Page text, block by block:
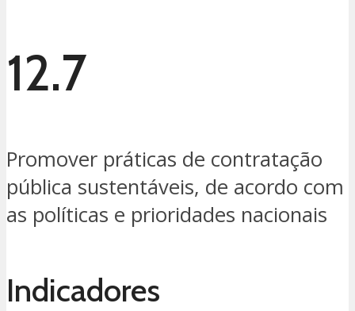
12.7
Promover práticas de contratação
pública sustentáveis, de acordo com
as políticas e prioridades nacionais
Indicadores